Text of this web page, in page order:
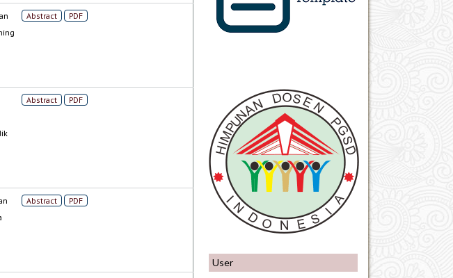
User
Abstract PDF
Abstract PDF
Abstract PDF